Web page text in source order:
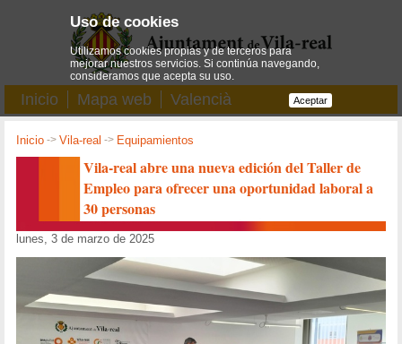
Inicio Mapa web Valencià
Inicio ->Vila-real -> Equipamientos
Vila-real abre una nueva edición del Taller de
Empleo para ofrecer una oportunidad laboral a
30 personas
lunes, 3 de marzo de 2025
Uso de cookies
Utilizamos cookies propias y de terceros para
mejorar nuestros servicios. Si continúa navegando,
consideramos que acepta su uso.
Aceptar